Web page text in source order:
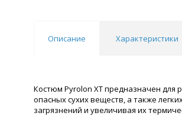
Описание Характеристики
Костюм Pyrolon XT предназначен для
опасных сухих веществ, а также
загрязнений и увеличивая их